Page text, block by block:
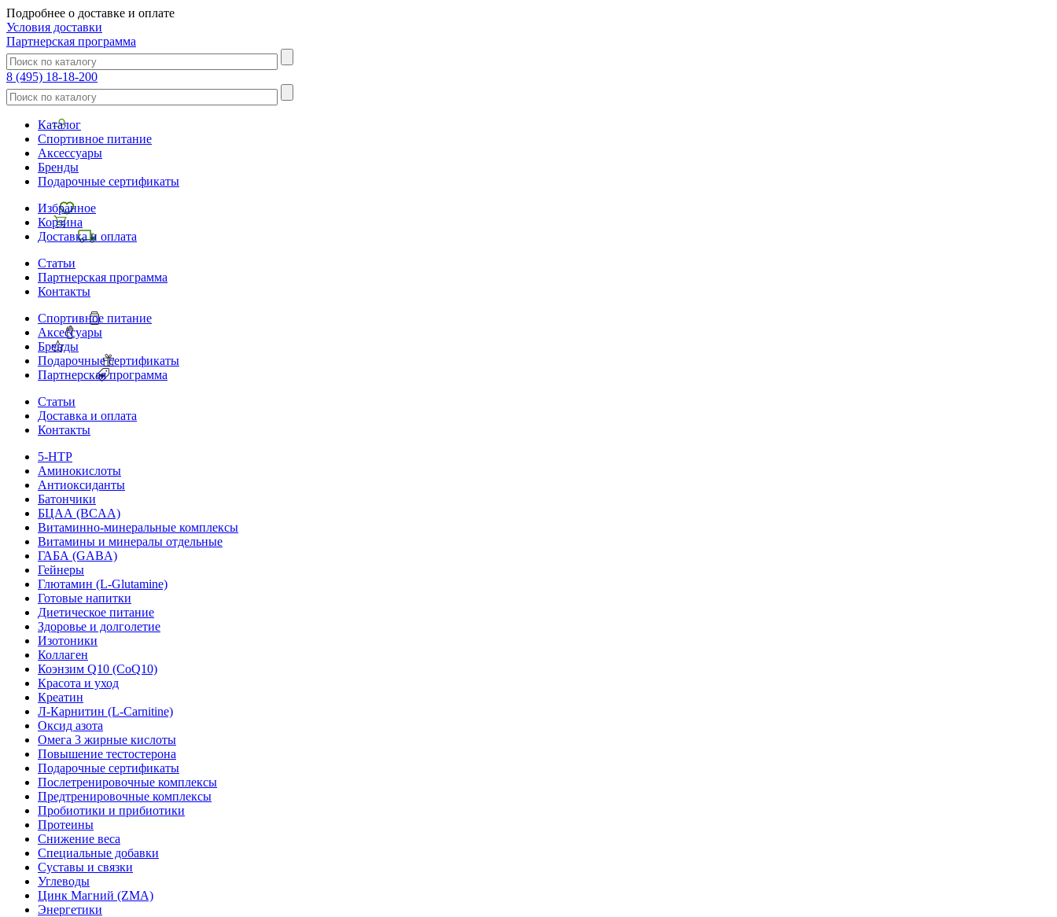
Подробнее о доставке и оплате
Условия доставки
Партнерская программа
8 (495) 18-18-200
Каталог
Спортивное питание
Аксессуары
Бренды
Подарочные сертификаты
Избранное
Корзина
Доставка и оплата
Статьи
Партнерская программа
Контакты
Спортивное питание
Аксессуары
Бренды
Подарочные сертификаты
Партнерская программа
Статьи
Доставка и оплата
Контакты
5-HTP
Аминокислоты
Антиоксиданты
Батончики
БЦАА (BCAA)
Витаминно-минеральные комплексы
Витамины и минералы отдельные
ГАБА (GABA)
Гейнеры
Глютамин (L-Glutamine)
Готовые напитки
Диетическое питание
Здоровье и долголетие
Изотоники
Коллаген
Коэнзим Q10 (CoQ10)
Красота и уход
Креатин
Л-Карнитин (L-Сarnitine)
Оксид азота
Омега 3 жирные кислоты
Повышение тестостерона
Подарочные сертификаты
Послетренировочные комплексы
Предтренировочные комплексы
Пробиотики и прибиотики
Протеины
Снижение веса
Специальные добавки
Суставы и связки
Углеводы
Цинк Магний (ZMA)
Энергетики